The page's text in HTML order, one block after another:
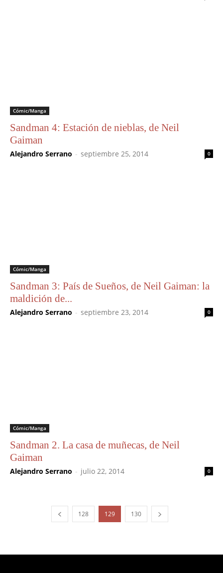
Cómic/Manga
Sandman 4: Estación de nieblas, de Neil
Gaiman
Alejandro Serrano - septiembre 25, 2014 0
Cómic/Manga
Sandman 3: País de Sueños, de Neil Gaiman: la
maldición de...
Alejandro Serrano - septiembre 23, 2014 0
Cómic/Manga
Sandman 2. La casa de muñecas, de Neil
Gaiman
Alejandro Serrano - julio 22, 2014 0
128 129 130